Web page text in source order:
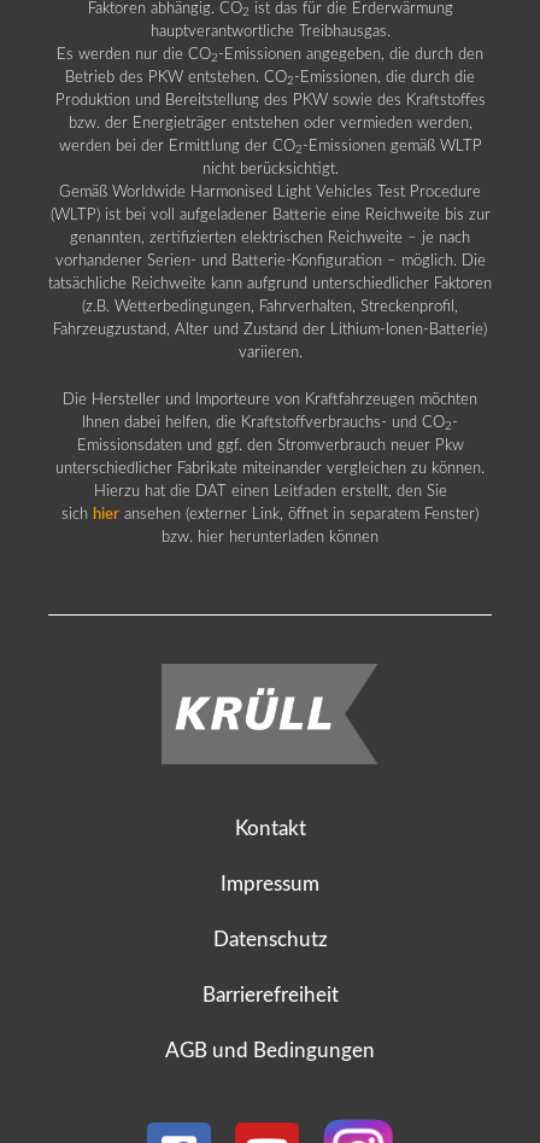
Faktoren abhängig. CO2 ist das für die Erderwärmung
hauptverantwortliche Treibhausgas.
Es werden nur die CO2 -Emissionen angegeben, die durch den
Betrieb des PKW entstehen. CO2 -Emissionen, die durch die
Produktion und Bereitstellung des PKW sowie des Kraftstoffes
bzw. der Energieträger entstehen oder vermieden werden,
werden bei der Ermittlung der CO2 -Emissionen gemäß WLTP
nicht berücksichtigt.
Gemäß Worldwide Harmonised Light Vehicles Test Procedure
(WLTP) ist bei voll aufgeladener Batterie eine Reichweite bis zur
genannten, zertifizierten elektrischen Reichweite – je nach
vorhandener Serien- und Batterie-Konfiguration – möglich. Die
tatsächliche Reichweite kann aufgrund unterschiedlicher Faktoren
(z.B. Wetterbedingungen, Fahrverhalten, Streckenprofil,
Fahrzeugzustand, Alter und Zustand der Lithium-Ionen-Batterie)
variieren.
Die Hersteller und Importeure von Kraftfahrzeugen möchten
Ihnen dabei helfen, die Kraftstoffverbrauchs- und CO2 -
Emissionsdaten und ggf. den Stromverbrauch neuer Pkw
unterschiedlicher Fabrikate miteinander vergleichen zu können.
Hierzu hat die DAT einen Leitfaden erstellt, den Sie
sich hier ansehen (externer Link, öffnet in separatem Fenster)
bzw. hier herunterladen können
Kontakt
Impressum
Datenschutz
Barrierefreiheit
AGB und Bedingungen